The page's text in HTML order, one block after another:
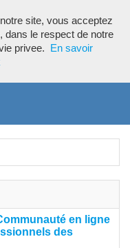
en ligne
des
site, vous acceptez
dans le respect de notre
privee.
En savoir